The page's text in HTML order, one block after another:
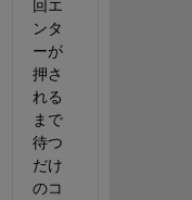
回エ
ンタ
ーが
押さ
れる
まで
待つ
だけ
のコ